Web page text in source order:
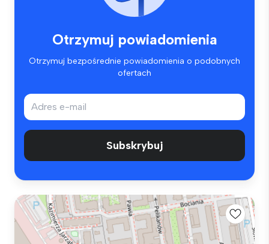
Otrzymuj powiadomienia
Otrzymuj bezpośrednie powiadomienia o podobnych
ofertach
Subskrybuj